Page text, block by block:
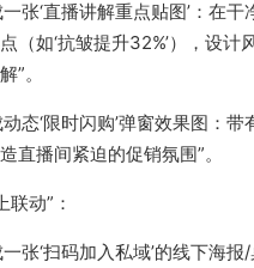
张‘直播讲解重点贴图’：在干
（如‘抗皱提升32%’），设计
”。
态‘限时闪购’弹窗效果图：带
直播间紧迫的促销氛围”。
动”：
张‘扫码加入私域’的线下海报